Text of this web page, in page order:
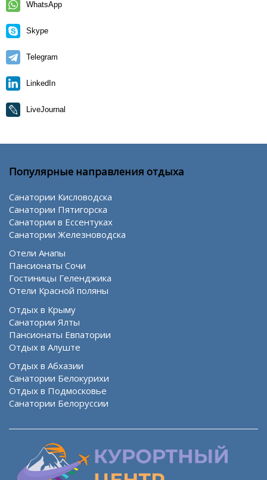
WhatsApp
Skype
Telegram
LinkedIn
LiveJournal
Популярные направления отдыха
Санатории Кисловодска
Санатории Пятигорска
Санатории в Ессентуках
Санатории Железноводска
Отели Анапы
Пансионаты Сочи
Гостиницы Геленджика
Отели Красной поляны
Отдых в Крыму
Санатории Ялты
Пансионаты Евпатории
Отдых в Алуште
Отдых в Абхазии
Санатории Белокурихи
Отдых в Подмосковье
Санатории Белоруссии